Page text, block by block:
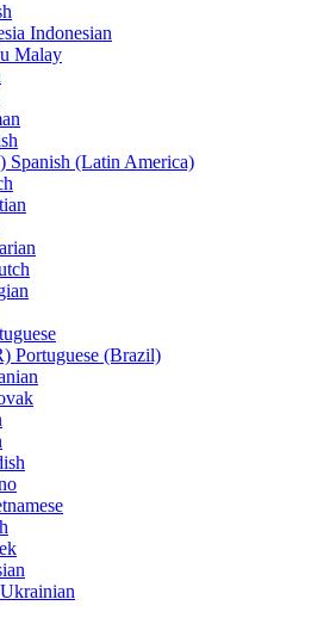
Indonesian
Malay
Spanish (Latin America)
Portuguese (Brazil)
Ukrainian